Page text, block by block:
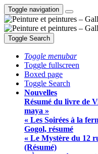
Toggle navigation
Toggle Search
Toggle menubar
Toggle fullscreen
Boxed page
Toggle Search
Nouvelles
Résumé du livre de
maya »
« Les Soirées à la
Gogol, résumé
« Le Mystère du 12
(Résumé)